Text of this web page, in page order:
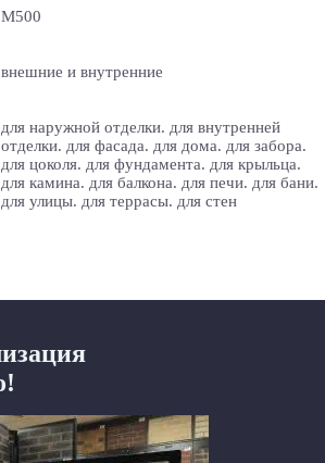
M500
внешние и внутренние
для наружной отделки. для внутренней
отделки. для фасада. для дома. для забора.
для цоколя. для фундамента. для крыльца.
для камина. для балкона. для печи. для бани.
для улицы. для террасы. для стен